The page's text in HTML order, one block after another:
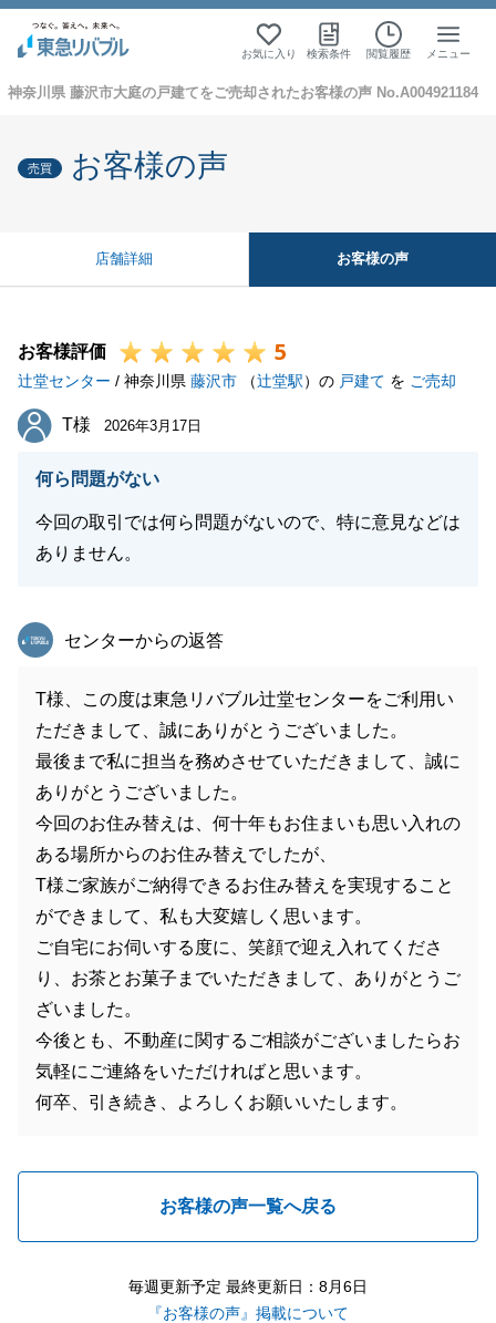
お気に入り 検索条件 閲覧履歴 メニュー
神奈川県 藤沢市大庭の戸建てをご売却されたお客様の声 No.A004921184
売買 お客様の声
店舗詳細 お客様の声
お客様評価 5
辻堂センター / 神奈川県 藤沢市 （辻堂駅）の 戸建て を ご売却
T様
T様 2026年3月17日
何ら問題がない
今回の取引では何ら問題がないので、特に意見などは
ありません。
東急リバブル
センターからの返答
T様、この度は東急リバブル辻堂センターをご利用い
ただきまして、誠にありがとうございました。
最後まで私に担当を務めさせていただきまして、誠に
ありがとうございました。
今回のお住み替えは、何十年もお住まいも思い入れの
ある場所からのお住み替えでしたが、
T様ご家族がご納得できるお住み替えを実現すること
ができまして、私も大変嬉しく思います。
ご自宅にお伺いする度に、笑顔で迎え入れてくださ
り、お茶とお菓子までいただきまして、ありがとうご
ざいました。
今後とも、不動産に関するご相談がございましたらお
気軽にご連絡をいただければと思います。
何卒、引き続き、よろしくお願いいたします。
お客様の声一覧へ戻る
毎週更新予定 最終更新日：8月6日
『お客様の声』掲載について